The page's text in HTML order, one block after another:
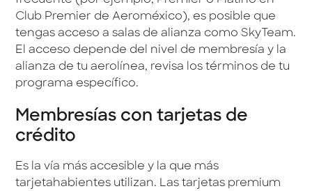
Club Premier de Aeroméxico), es posible que
tengas acceso a salas de alianza como SkyTeam.
El acceso depende del nivel de membresía y la
alianza de tu aerolínea, revisa los términos de tu
programa específico.
Membresías con tarjetas de
crédito
Es la vía más accesible y la que más
tarjetahabientes utilizan. Las tarjetas premium